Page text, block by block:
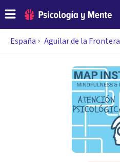
España Aguilar de la Frontera